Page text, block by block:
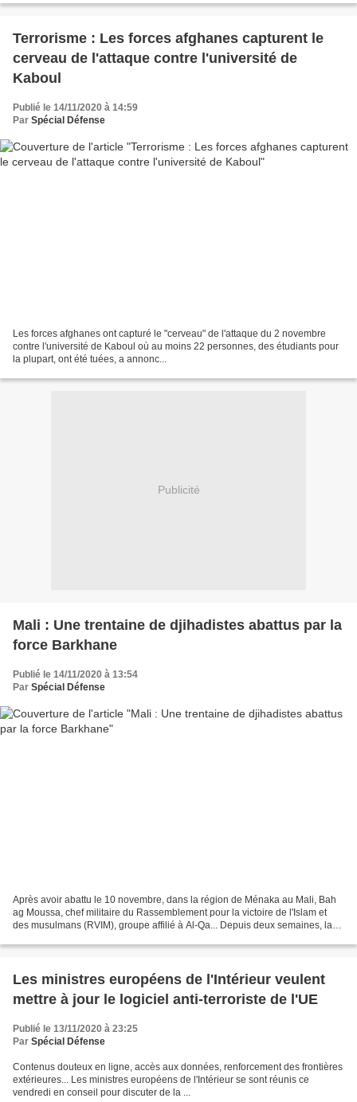
Terrorisme : Les forces afghanes capturent le
cerveau de l'attaque contre l'université de
Kaboul
Publié le 14/11/2020 à 14:59
Par Spécial Défense
Les forces afghanes ont capturé le "cerveau" de l'attaque du 2 novembre
contre l'université de Kaboul où au moins 22 personnes, des étudiants pour
la plupart, ont été tuées, a annonc...
Publicité
Mali : Une trentaine de djihadistes abattus par la
force Barkhane
Publié le 14/11/2020 à 13:54
Par Spécial Défense
Après avoir abattu le 10 novembre, dans la région de Ménaka au Mali, Bah
ag Moussa, chef militaire du Rassemblement pour la victoire de l'Islam et
des musulmans (RVIM), groupe affilié à Al-Qa... Depuis deux semaines, la
Les ministres européens de l'Intérieur veulent
mettre à jour le logiciel anti-terroriste de l'UE
Publié le 13/11/2020 à 23:25
Par Spécial Défense
Contenus douteux en ligne, accès aux données, renforcement des frontières
extérieures... Les ministres européens de l'Intérieur se sont réunis ce
vendredi en conseil pour discuter de la ...